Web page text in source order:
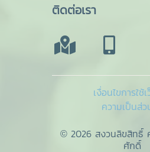
ติดต่อเรา
เงื่อนไขการใช้
ความเป็นส่
© 2026 สงวนลิขสิทธิ์
ศักดิ์